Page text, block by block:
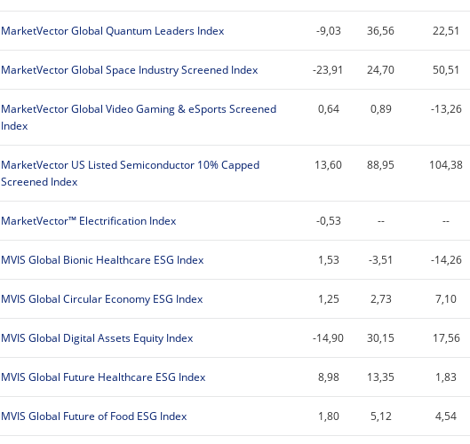
MarketVector Global Quantum Leaders Index -9,03 36,56 22,51
MarketVector Global Space Industry Screened Index -23,91 24,70 50,51
MarketVector Global Video Gaming & eSports Screened
Index
0,64 0,89 -13,26
MarketVector US Listed Semiconductor 10% Capped
Screened Index
13,60 88,95 104,38
MarketVector™ Electrification Index -0,53 -- --
MVIS Global Bionic Healthcare ESG Index 1,53 -3,51 -14,26
MVIS Global Circular Economy ESG Index 1,25 2,73 7,10
MVIS Global Digital Assets Equity Index -14,90 30,15 17,56
MVIS Global Future Healthcare ESG Index 8,98 13,35 1,83
MVIS Global Future of Food ESG Index 1,80 5,12 4,54